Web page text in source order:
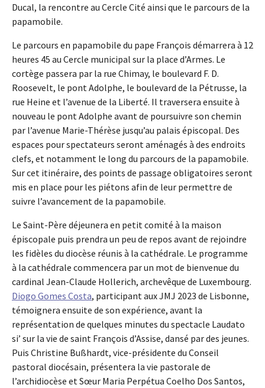
Ducal, la rencontre au Cercle Cité ainsi que le parcours de la
papamobile.
Le parcours en papamobile du pape François démarrera à 12
heures 45 au Cercle municipal sur la place d’Armes. Le
cortège passera par la rue Chimay, le boulevard F. D.
Roosevelt, le pont Adolphe, le boulevard de la Pétrusse, la
rue Heine et l’avenue de la Liberté. Il traversera ensuite à
nouveau le pont Adolphe avant de poursuivre son chemin
par l’avenue Marie-Thérèse jusqu’au palais épiscopal. Des
espaces pour spectateurs seront aménagés à des endroits
clefs, et notamment le long du parcours de la papamobile.
Sur cet itinéraire, des points de passage obligatoires seront
mis en place pour les piétons afin de leur permettre de
suivre l’avancement de la papamobile.
Le Saint-Père déjeunera en petit comité à la maison
épiscopale puis prendra un peu de repos avant de rejoindre
les fidèles du diocèse réunis à la cathédrale. Le programme
à la cathédrale commencera par un mot de bienvenue du
cardinal Jean-Claude Hollerich, archevêque de Luxembourg.
Diogo Gomes Costa, participant aux JMJ 2023 de Lisbonne,
témoignera ensuite de son expérience, avant la
représentation de quelques minutes du spectacle Laudato
si’ sur la vie de saint François d’Assise, dansé par des jeunes.
Puis Christine Bußhardt, vice-présidente du Conseil
pastoral diocésain, présentera la vie pastorale de
l’archidiocèse et Sœur Maria Perpétua Coelho Dos Santos,